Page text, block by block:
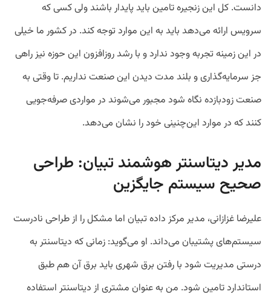
دانست. کل این زنجیره تامین باید پایدار باشند ولی کسی که
سرویس ارائه می‌دهد باید به این موارد توجه کند. در کشور ما خیلی
در این زمینه تجربه وجود ندارد و با رشد روزافزون این حوزه نیز راهی
جز سرمایه‌گذاری و بلند مدت دیدن این صنعت نداریم. تا وقتی به
صنعت زودبازده نگاه شود مجبور می‌شوند در مواردی صرفه‌جویی
کنند که در موارد این‌چنینی خود را نشان می‌دهد.
مدیر دیتاسنتر هوشمند تبیان: طراحی
صحیح سیستم جایگزین
علیرضا غزازانی، مدیر مرکز داده تبیان اما مشکل را از طراحی نادرست
سیستم‌های پشتیبان می‌داند. او می‌گوید: زمانی که دیتاسنتر به
درستی مدیریت شود با رفتن برق شهری باید برق آن هم طبق
استاندارد تامین شود. من به عنوان مشتری از دیتاسنتر استفاده